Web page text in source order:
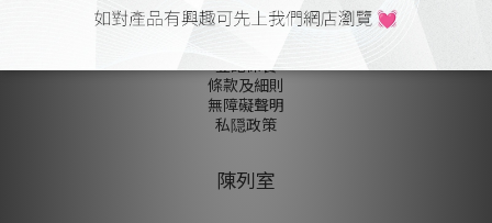
送貨及付款方式
網上購物流程
登記保養
條款及細則
無障礙聲明
私隠政策
陳列室